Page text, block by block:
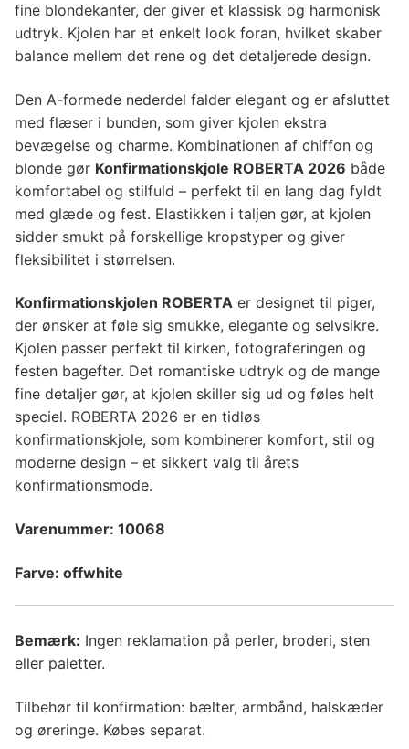
fine blondekanter, der giver et klassisk og harmonisk
udtryk. Kjolen har et enkelt look foran, hvilket skaber
balance mellem det rene og det detaljerede design.
Den A-formede nederdel falder elegant og er afsluttet
med flæser i bunden, som giver kjolen ekstra
bevægelse og charme. Kombinationen af chiffon og
blonde gør Konfirmationskjole ROBERTA 2026 både
komfortabel og stilfuld – perfekt til en lang dag fyldt
med glæde og fest. Elastikken i taljen gør, at kjolen
sidder smukt på forskellige kropstyper og giver
fleksibilitet i størrelsen.
Konfirmationskjolen ROBERTA er designet til piger,
der ønsker at føle sig smukke, elegante og selvsikre.
Kjolen passer perfekt til kirken, fotograferingen og
festen bagefter. Det romantiske udtryk og de mange
fine detaljer gør, at kjolen skiller sig ud og føles helt
speciel. ROBERTA 2026 er en tidløs
konfirmationskjole, som kombinerer komfort, stil og
moderne design – et sikkert valg til årets
konfirmationsmode.
Varenummer: 10068
Farve: offwhite
Bemærk: Ingen reklamation på perler, broderi, sten
eller paletter.
Tilbehør til konfirmation: bælter, armbånd, halskæder
og øreringe. Købes separat.